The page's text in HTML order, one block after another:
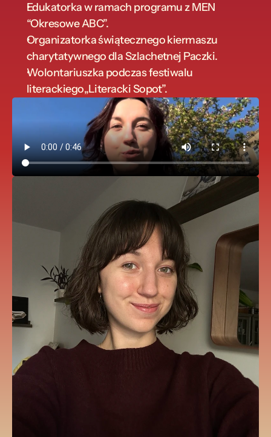
Edukatorka w ramach programu z MEN
“Okresowe ABC”.
Organizatorka świątecznego kiermaszu
charytatywnego dla Szlachetnej Paczki.
Wolontariuszka podczas festiwalu
literackiego„Literacki Sopot”.